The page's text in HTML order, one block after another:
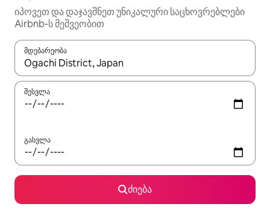
იპოვეთ და დაჯავშნეთ უნიკალური საცხოვრებლები
Airbnb-ს მეშვეობით
მდებარეობა
როცა შედეგები ხელმისაწვდომი გახდება, ნავიგაციისთვის
შესვლა
გასვლა
ძიება